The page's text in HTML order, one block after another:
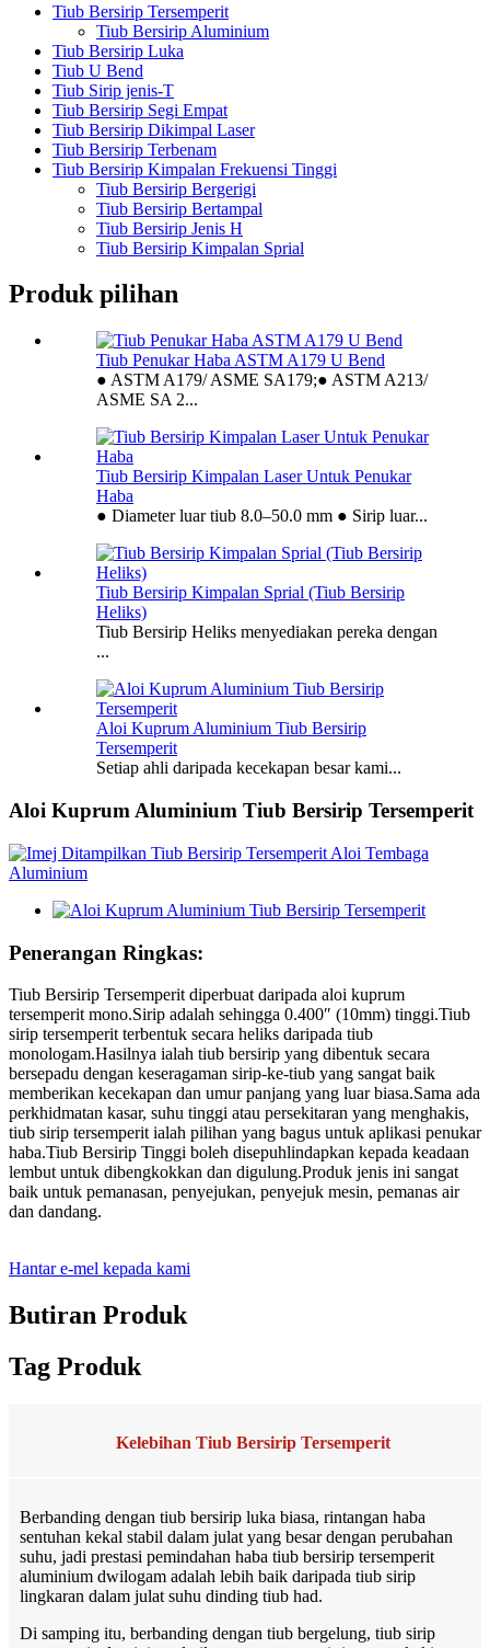
Tiub Bersirip Tersemperit
Tiub Bersirip Aluminium
Tiub Bersirip Luka
Tiub U Bend
Tiub Sirip jenis-T
Tiub Bersirip Segi Empat
Tiub Bersirip Dikimpal Laser
Tiub Bersirip Terbenam
Tiub Bersirip Kimpalan Frekuensi Tinggi
Tiub Bersirip Bergerigi
Tiub Bersirip Bertampal
Tiub Bersirip Jenis H
Tiub Bersirip Kimpalan Sprial
Produk pilihan
Tiub Penukar Haba ASTM A179 U Bend
● ASTM A179/ ASME SA179;● ASTM A213/
ASME SA 2...
Tiub Bersirip Kimpalan Laser Untuk Penukar
Haba
● Diameter luar tiub 8.0–50.0 mm ● Sirip luar...
Tiub Bersirip Kimpalan Sprial (Tiub Bersirip
Heliks)
Tiub Bersirip Heliks menyediakan pereka dengan
...
Aloi Kuprum Aluminium Tiub Bersirip
Tersemperit
Setiap ahli daripada kecekapan besar kami...
Aloi Kuprum Aluminium Tiub Bersirip Tersemperit
Penerangan Ringkas:
Tiub Bersirip Tersemperit diperbuat daripada aloi kuprum
tersemperit mono.Sirip adalah sehingga 0.400″ (10mm) tinggi.Tiub
sirip tersemperit terbentuk secara heliks daripada tiub
monologam.Hasilnya ialah tiub bersirip yang dibentuk secara
bersepadu dengan keseragaman sirip-ke-tiub yang sangat baik
memberikan kecekapan dan umur panjang yang luar biasa.Sama ada
perkhidmatan kasar, suhu tinggi atau persekitaran yang menghakis,
tiub sirip tersemperit ialah pilihan yang bagus untuk aplikasi penukar
haba.Tiub Bersirip Tinggi boleh disepuhlindapkan kepada keadaan
lembut untuk dibengkokkan dan digulung.Produk jenis ini sangat
baik untuk pemanasan, penyejukan, penyejuk mesin, pemanas air
dan dandang.
Hantar e-mel kepada kami
Butiran Produk
Tag Produk
Kelebihan Tiub Bersirip Tersemperit
Berbanding dengan tiub bersirip luka biasa, rintangan haba
sentuhan kekal stabil dalam julat yang besar dengan perubahan
suhu, jadi prestasi pemindahan haba tiub bersirip tersemperit
aluminium dwilogam adalah lebih baik daripada tiub sirip
lingkaran dalam julat suhu dinding tiub had.
Di samping itu, berbanding dengan tiub bergelung, tiub sirip